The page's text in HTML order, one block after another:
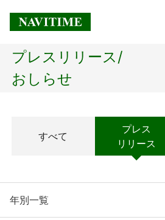
トップページ
経営理念
プレスリリース/
おしらせ
すべて
プレス
リリース
年別一覧